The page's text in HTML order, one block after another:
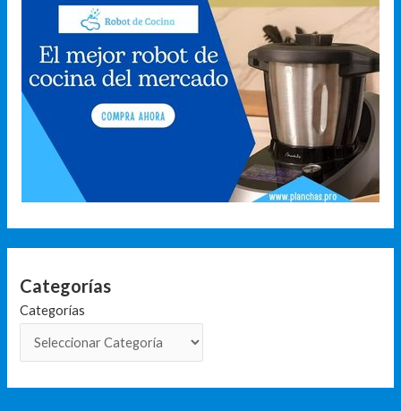
Categorías
Categorías